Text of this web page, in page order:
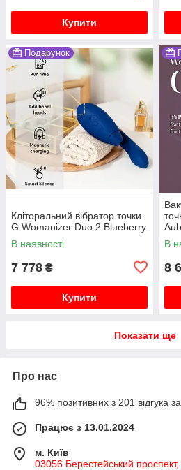
Купити
Подарунок
Кліторальний вібратор точки
G Womanizer Duo 2 Blueberry
В наявності
7 778 ₴
Купити
В
8
Показати ще
Про нас
96% позитивних з 201 відгука за
Працює з 13.01.2024
м. Київ
03056 Берестейський проспект,